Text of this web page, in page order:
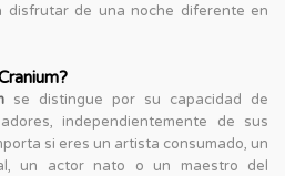
disfrutar de una noche diferente en
se distingue por su capacidad de
independientemente de sus
si eres un artista consumado, un
un actor nato o un maestro del